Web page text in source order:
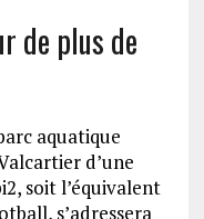
de plus de
aquatique
d’une
soit l’équivalent
s’adressera